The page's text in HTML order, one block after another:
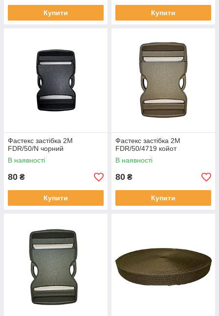
Купити Купити
Фастекс застібка 2М
FDR/50/N чорний
В наявності
80 ₴
Купити
Фастекс застібка 2М
FDR/50/4719 койот
В наявності
80 ₴
Купити